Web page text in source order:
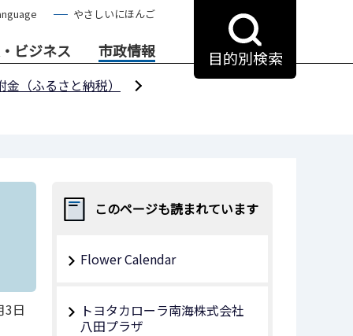
やさしいにほんご
ビジネス 市政情報 目的別検索
（ふるさと納税）
3日
このページも読まれています
Flower Calendar
トヨタカローラ南海株式会社
八田プラザ